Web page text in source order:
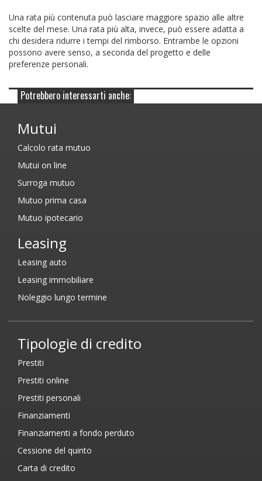
Una rata più contenuta può lasciare maggiore spazio alle altre
scelte del mese. Una rata più alta, invece, può essere adatta a
chi desidera ridurre i tempi del rimborso. Entrambe le opzioni
possono avere senso, a seconda del progetto e delle
preferenze personali.
Potrebbero interessarti anche:
Mutui
Calcolo rata mutuo
Mutui on line
Surroga mutuo
Mutuo prima casa
Mutuo ipotecario
Leasing
Leasing auto
Leasing immobiliare
Noleggio lungo termine
Tipologie di credito
Prestiti
Prestiti online
Prestiti personali
Finanziamenti
Finanziamenti a fondo perduto
Cessione del quinto
Carta di credito